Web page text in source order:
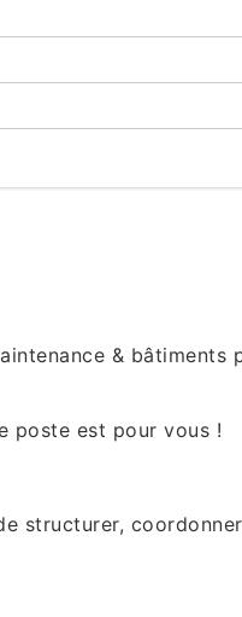
& bâtiments
poste est pour vous !
structurer,